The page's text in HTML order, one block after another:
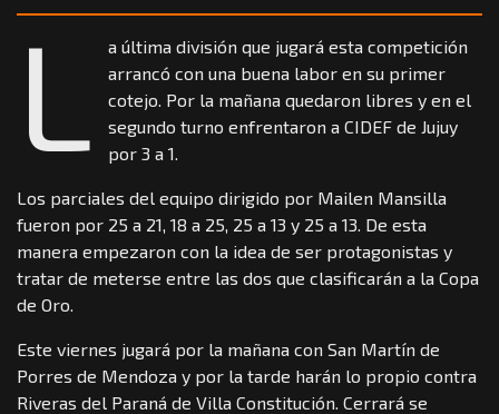
L
a última división que jugará esta competición
arrancó con una buena labor en su primer
cotejo. Por la mañana quedaron libres y en el
segundo turno enfrentaron a CIDEF de Jujuy
por 3 a 1.
Los parciales del equipo dirigido por Mailen Mansilla
fueron por 25 a 21, 18 a 25, 25 a 13 y 25 a 13. De esta
manera empezaron con la idea de ser protagonistas y
tratar de meterse entre las dos que clasificarán a la Copa
de Oro.
Este viernes jugará por la mañana con San Martín de
Porres de Mendoza y por la tarde harán lo propio contra
Riveras del Paraná de Villa Constitución. Cerrará se